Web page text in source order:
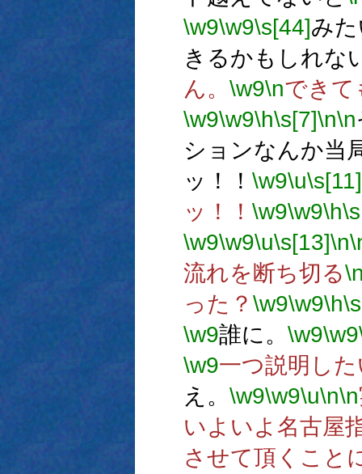
\w9\w9\s[44]み
きるかもしれな
ん。 \w9\nできて
\w9\w9\h\s[7]\n\n
ションなんか当
ッ！！ \w9\u\s[11]
ッ！！ \w9\w9\h
\w9\w9\u\s[13]\n
流れを断ち切る
った？ \w9\w9\h
\w9誰に。 \w9\w9
\w9一つ説明し
え。 \w9\w9\u\n\n
いよいよ名古屋
させて頂くこと